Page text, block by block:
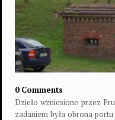
0 Comments
Dzieło wzniesione przez
zadaniem była obrona